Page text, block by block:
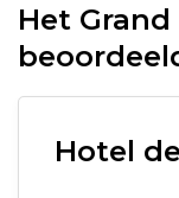
Het
Hotel